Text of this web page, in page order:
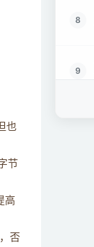
也
节
高
否
8
9